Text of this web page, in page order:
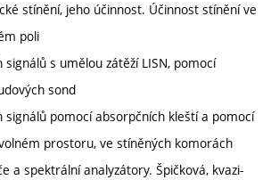
stínění, jeho účinnost. Účinnost stínění ve
poli
s umělou zátěží LISN, pomocí
sond
signálů pomocí absorpčních kleští a pomocí
prostoru, ve stíněných komorách
a spektrální analyzátory. Špičková, kvazi-